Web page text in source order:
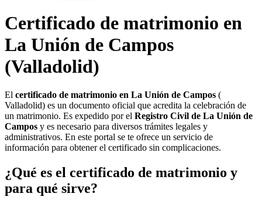
Certificado de matrimonio en
La Unión de Campos
(Valladolid)
El certificado de matrimonio en La Unión de Campos (
Valladolid) es un documento oficial que acredita la celebración de
un matrimonio. Es expedido por el Registro Civil de La Unión de
Campos y es necesario para diversos trámites legales y
administrativos. En este portal se te ofrece un servicio de
información para obtener el certificado sin complicaciones.
¿Qué es el certificado de matrimonio y
para qué sirve?